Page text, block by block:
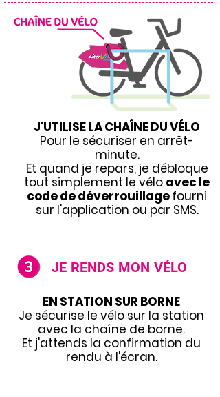
J'UTILISE LA CHAÎNE DU VÉLO
Pour le sécuriser en arrêt-
minute.
Et quand je repars, je débloque
tout simplement le vélo avec le
code de déverrouillagefourni
sur l'application ou par SMS.
JE RENDS MON VÉLO
EN STATION SUR BORNE
Je sécurise le vélo sur la station
avec la chaîne de borne.
Et j'attends la confirmation du
rendu à l'écran.